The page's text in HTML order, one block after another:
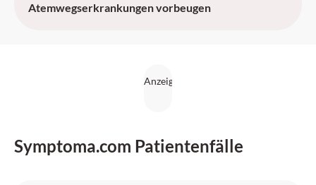
Atemwegserkrankungen vorbeugen
Symptoma.com Patientenfälle